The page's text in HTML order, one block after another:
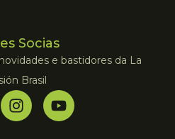
Socias
e bastidores da La
Brasil